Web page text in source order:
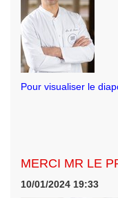
Pour visualiser le
MERCI MR LE
10/01/2024 19:33